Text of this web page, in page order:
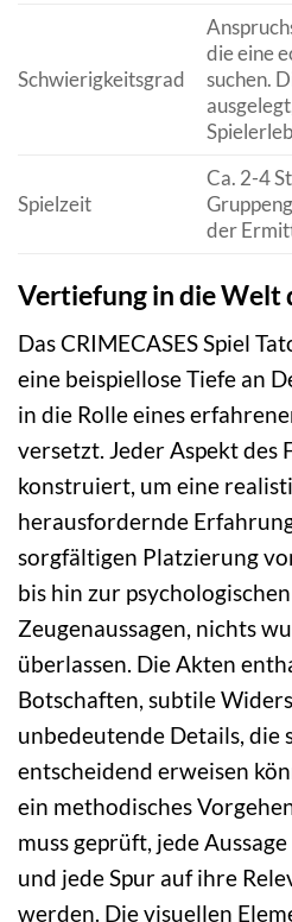
Schwierigkeitsgrad
die eine
suchen.
Spielzeit
Ca. 2-4
der
Vertiefung in die Welt
Das CRIMECASES Spiel
eine beispiellose Tiefe an
in die Rolle eines
versetzt. Jeder Aspekt des
konstruiert, um eine
herausfordernde
sorgfältigen Platzierung
bis hin zur
Zeugenaussagen, nichts
überlassen. Die Akten
Botschaften, subtile
unbedeutende Details, die
entscheidend erweisen
ein methodisches
muss geprüft, jede
und jede Spur auf ihre
werden. Die visuellen